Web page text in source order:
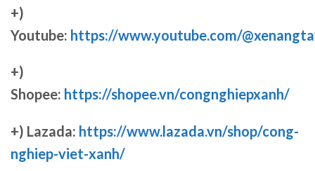
+)
Youtube: https://www.youtube.com/
+)
Shopee: https://shopee.vn/congnghiepxanh/
+) Lazada: https://www.lazada.vn/shop/cong-
nghiep-viet-xanh/